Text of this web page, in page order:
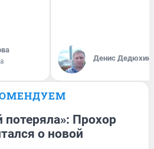
Денис Дедюхин
Прохор
о новой